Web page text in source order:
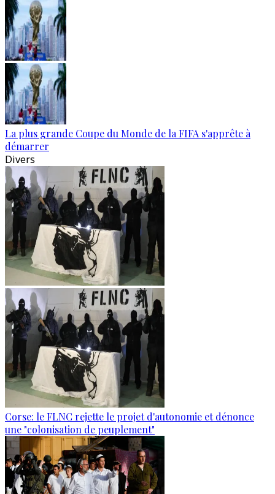
La plus grande Coupe du Monde de la FIFA s'apprête à
démarrer
Divers
Corse: le FLNC rejette le projet d'autonomie et dénonce
une "colonisation de peuplement"